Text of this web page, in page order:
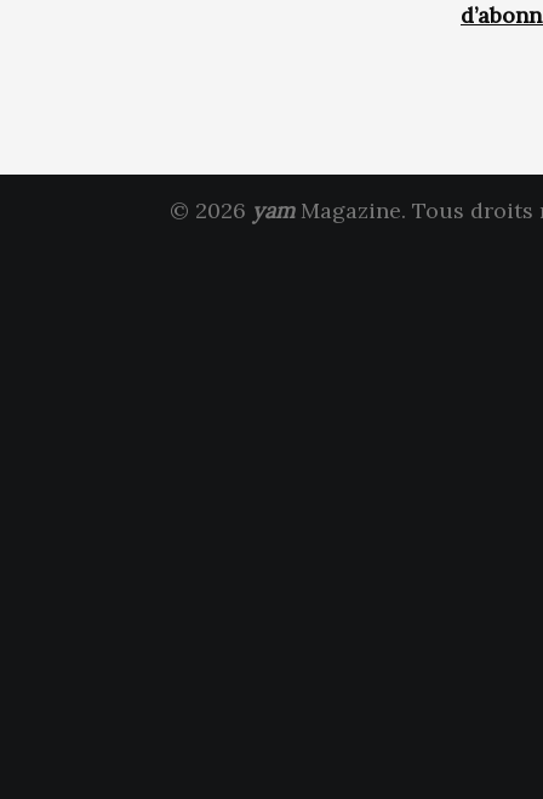
© 2026 yamMagazine. Tous droits